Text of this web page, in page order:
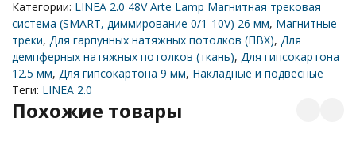
Категории: LINEA 2.0 48V Arte Lamp Магнитная трековая
система (SMART, диммирование 0/1-10V) 26 мм, Магнитные
треки, Для гарпунных натяжных потолков (ПВХ), Для
демпферных натяжных потолков (ткань), Для гипсокартона
12.5 мм, Для гипсокартона 9 мм, Накладные и подвесные
Теги: LINEA 2.0
Похожие товары